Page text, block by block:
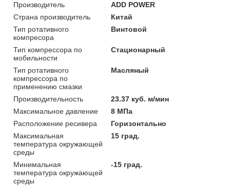
Производитель
ADD POWER
Страна производитель
Китай
Тип ротативного
компресора
Винтовой
Тип компрессора по
мобильности
Стационарный
Тип ротативного
компрессора по
применению смазки
Масляный
Производительность
23.37 куб. м/мин
Максимальное давление
8 МПа
Расположение ресивера
Горизонтально
Максимальная
температура окружающей
среды
15 град.
Минимальная
температура окружающей
среды
-15 град.